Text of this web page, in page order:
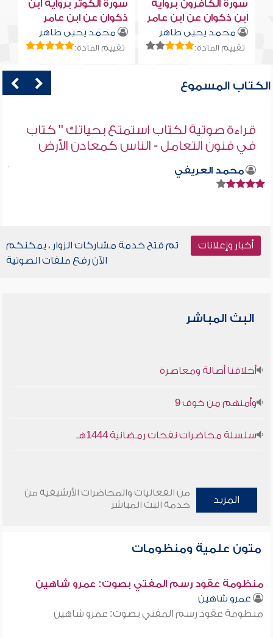
سورة الكافرون برواية
ابن ذكوان عن ابن عامر
محمد يحيى طاهر
تقييم المادة:
سورة الكوثر برواية ابن
ذكوان عن ابن عامر
محمد يحيى طاهر
تقييم المادة:
الكتاب المسموع
قراءة صوتية لكتاب استمتع بحياتك " كتاب
في فنون التعامل - الناس كمعادن الأرض
محمد العريفي
أخبار وإعلانات
تم فتح خدمة مشاركات الزوار ، يمكنكم
الآن رفع ملفات الصوتية
البث المباشر
أخلاقنا أصالة ومعاصرة
وأمنهم من خوف 9
سلسلة محاضرات نفحات رمضانية 1444هـ
المزيد
من الفعاليات والمحاضرات الأرشيفية من
خدمة البث المباشر
متون علمية ومنظومات
منظومة عقود رسم المفتي بصوت: عمرو شاهين
عمرو شاهين
منظومة عقود رسم المفتي بصوت: عمرو شاهين